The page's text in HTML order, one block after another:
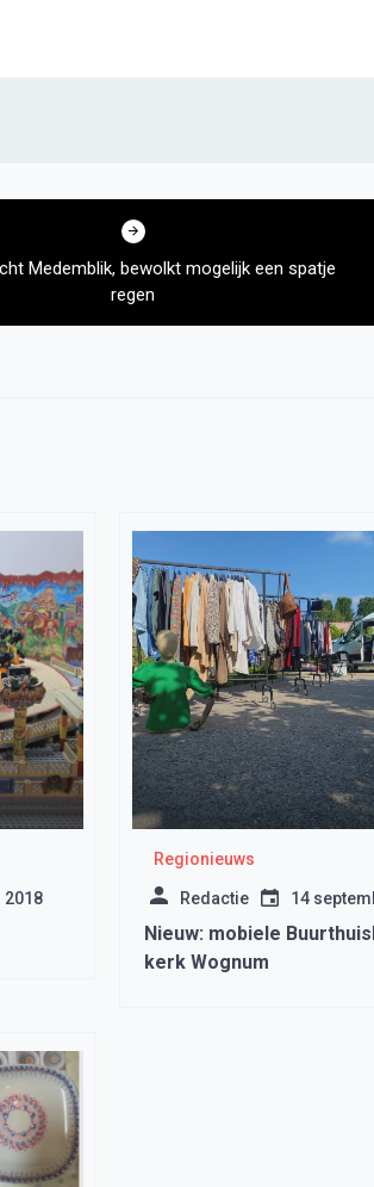
Medemblik, bewolkt mogelijk een spatje
regen
2018
Regionieuws
Redactie 14
Nieuw: mobiele
kerk Wognum